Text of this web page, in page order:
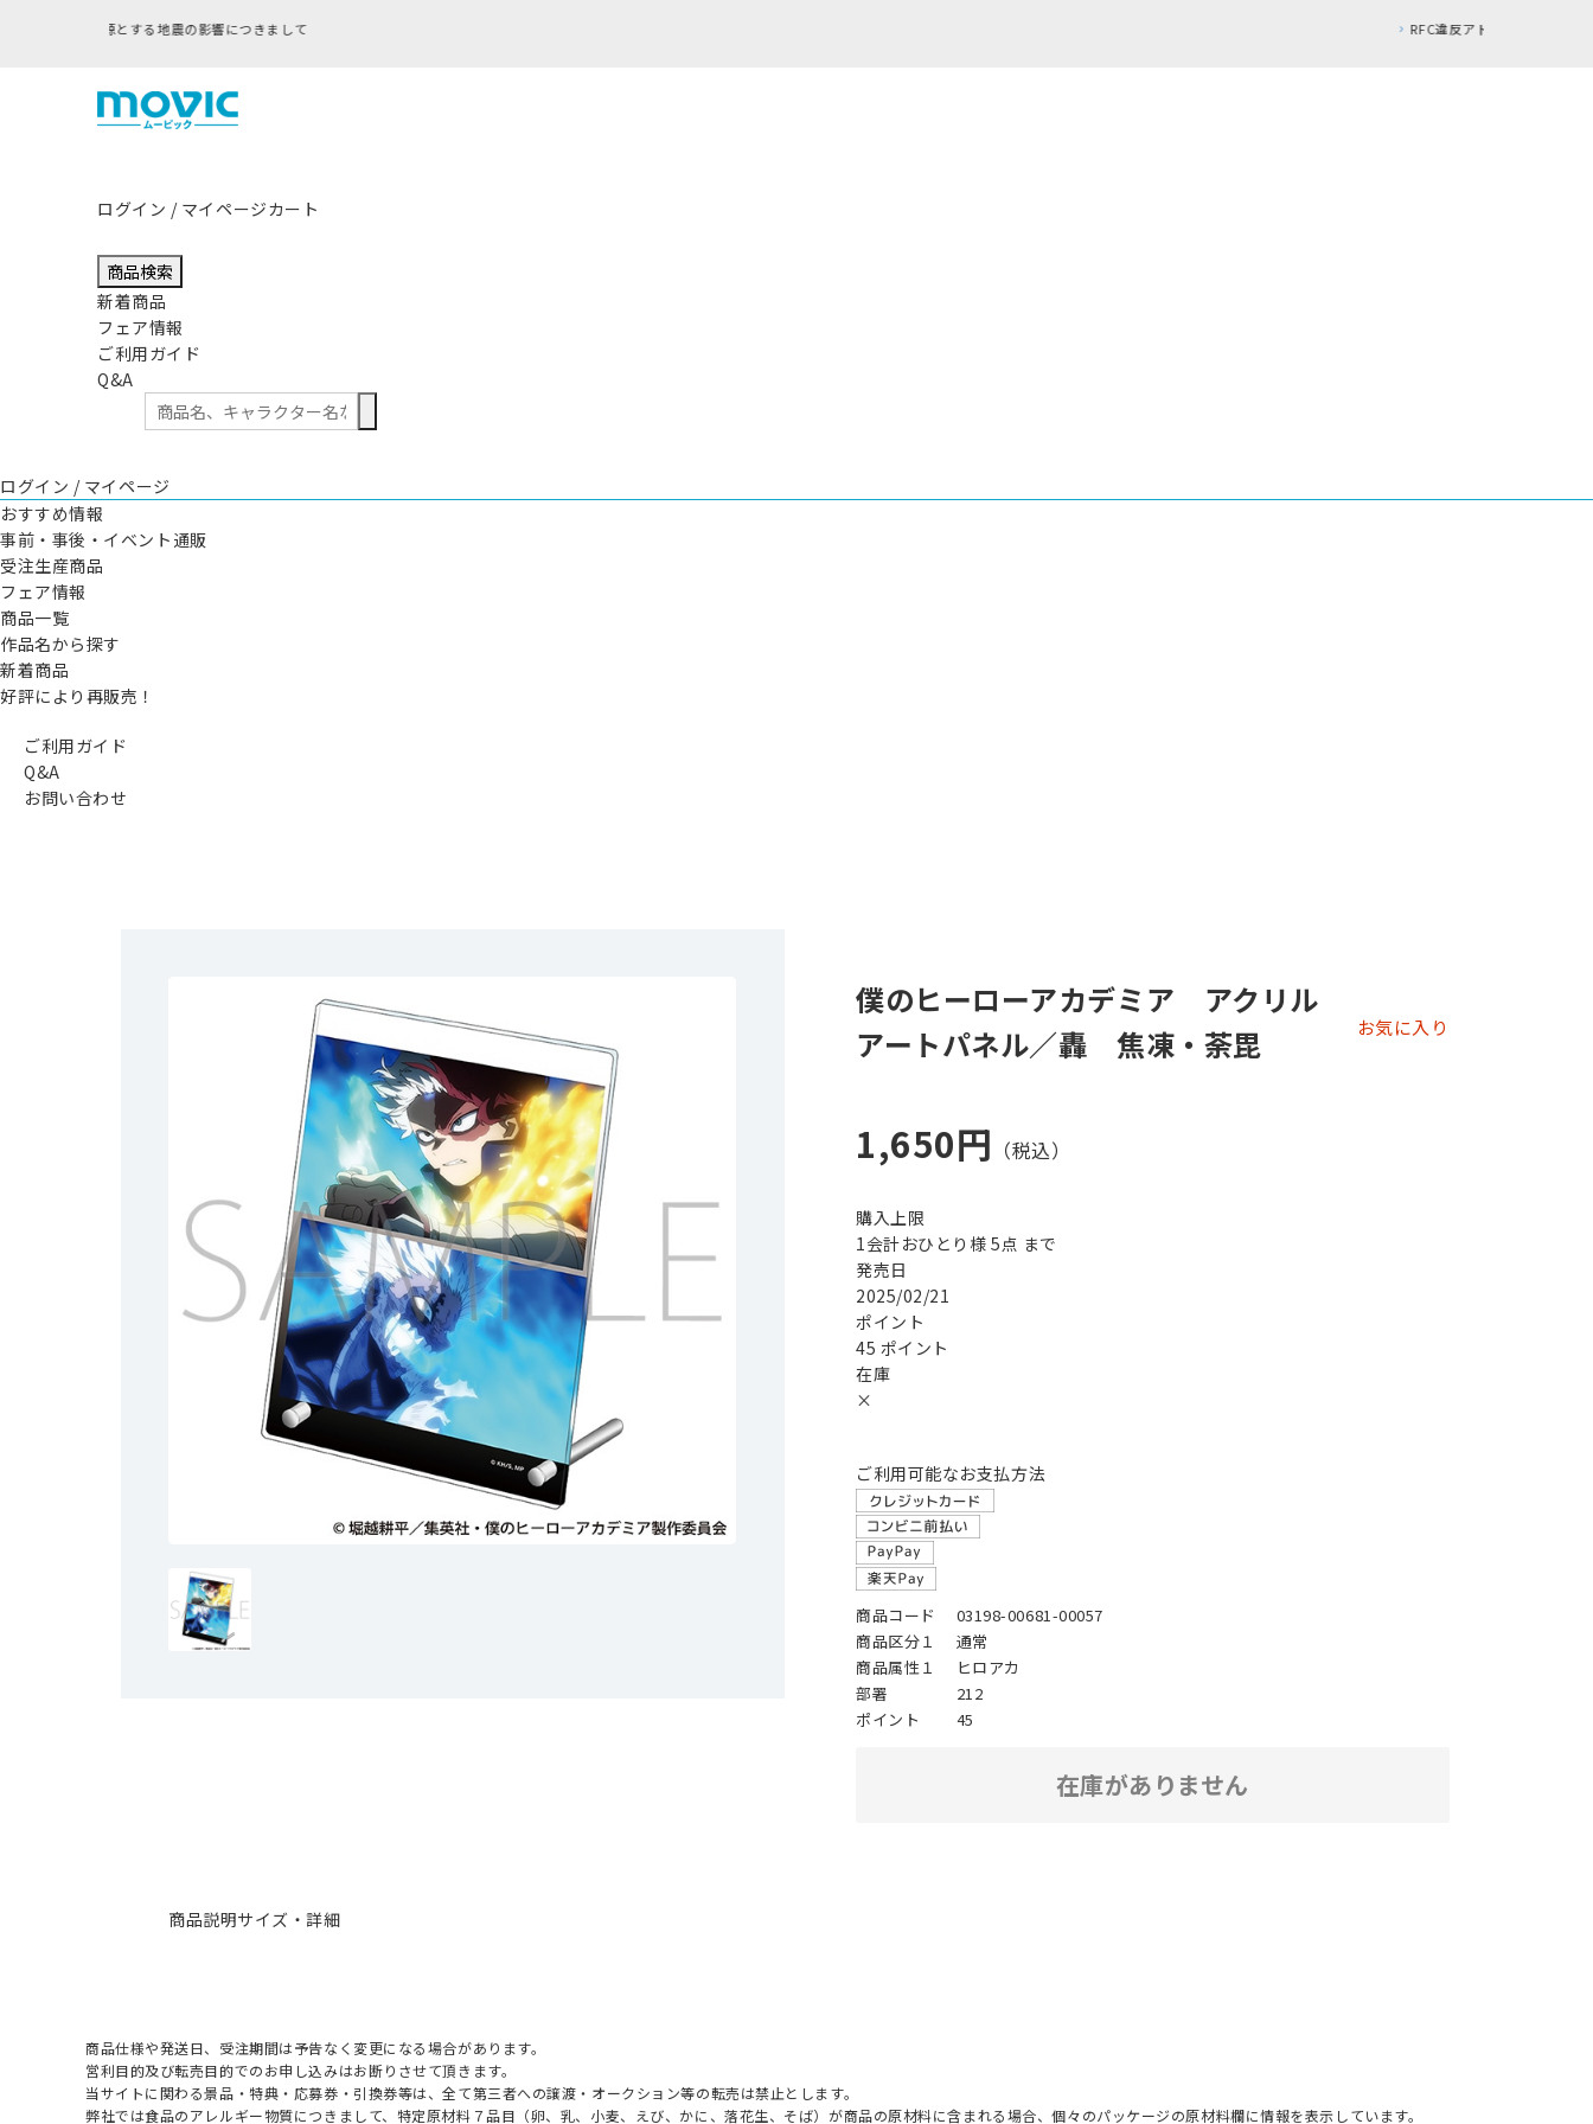
ログイン / マイページカート
商品検索
新着商品
フェア情報
ご利用ガイド
Q&A
ログイン / マイページ
おすすめ情報
事前・事後・イベント通販
受注生産商品
フェア情報
商品一覧
作品名から探す
新着商品
好評により再販売！
ご利用ガイド
Q&A
お問い合わせ
僕のヒーローアカデミア アクリル
アートパネル／轟 焦凍・荼毘
お気に入り
1,650円
購入上限
1会計おひとり様 5点 まで
発売日
2025/02/21
ポイント
45 ポイント
在庫
×
ご利用可能なお支払方法
商品コード
03198-00681-00057
商品区分１
通常
商品属性１
ヒロアカ
部署
212
ポイント
45
在庫がありません
商品説明サイズ・詳細
商品仕様や発送日、受注期間は予告なく変更になる場合があります。
営利目的及び転売目的でのお申し込みはお断りさせて頂きます。
当サイトに関わる景品・特典・応募券・引換券等は、全て第三者への譲渡・オークション等の転売は禁止とします。
弊社では食品のアレルギー物質につきまして、特定原材料７品目（卵、乳、小麦、えび、かに、落花生、そば）が商品の原材料に含まれる場合、個々のパッケージの原材料欄に情報を表示しています。